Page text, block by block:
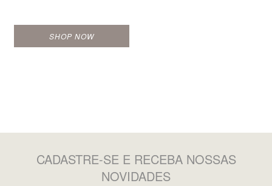
SHOP NOW
CADASTRE-SE E RECEBA NOSSAS
NOVIDADES